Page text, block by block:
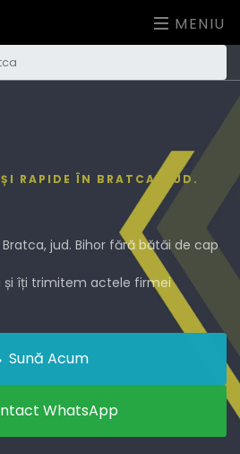
MENIU
RAPIDE ÎN BRATCA, JUD.
jud. Bihor fără bătăi de cap
și îți trimitem actele firmei
Sună Acum
WhatsApp